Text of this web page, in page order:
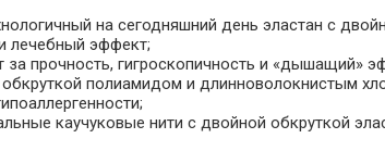
на сегодняшний день эластан с
лечебный эффект;
прочность, гигроскопичность и «дышащий»
полиамидом и длинноволокнистым
каучуковые нити с двойной обкруткой